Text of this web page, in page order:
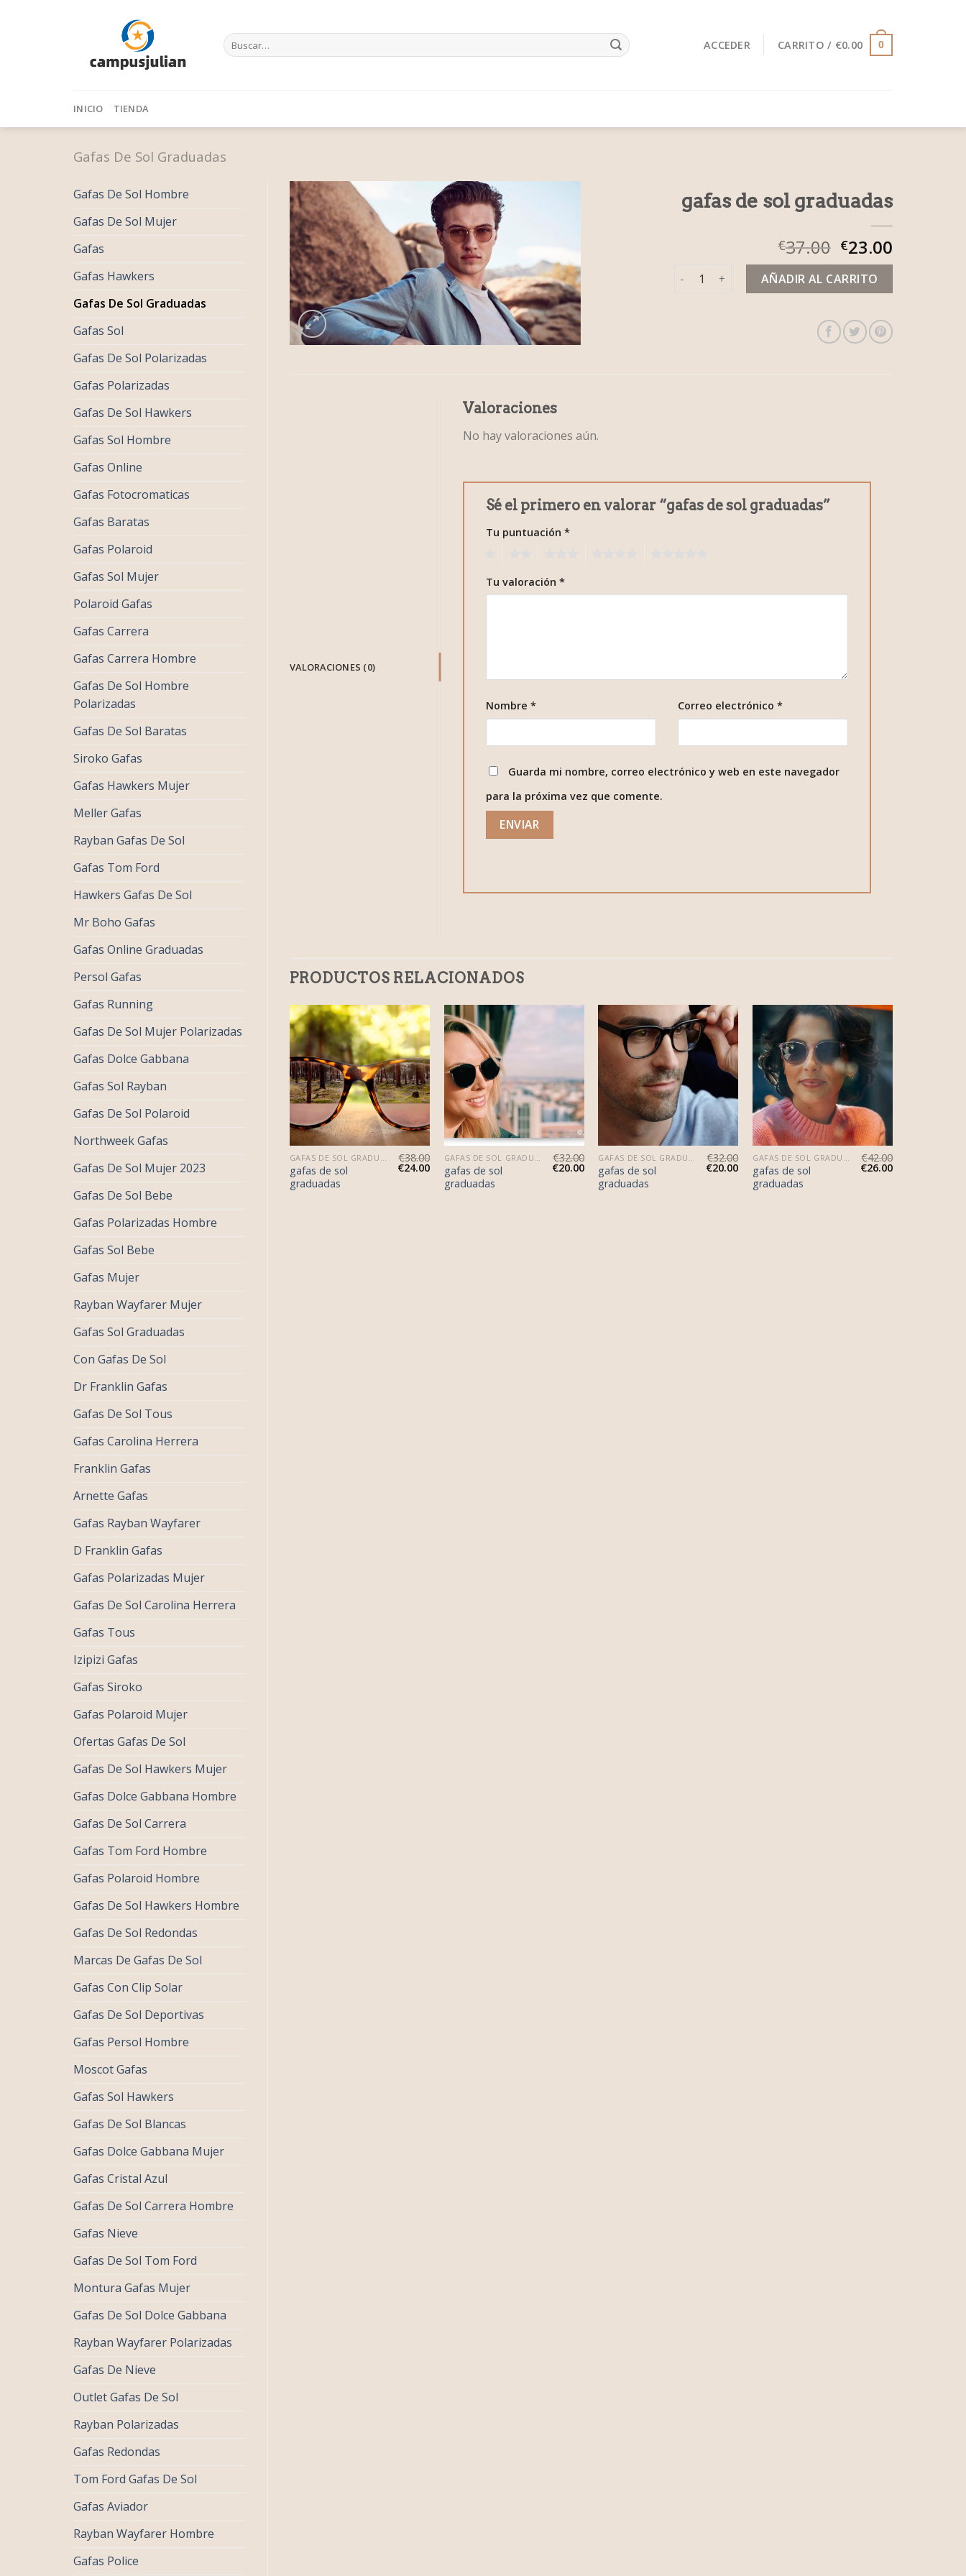
Buscar
por:
ACCEDER CARRITO / €0.00 0
INICIO TIENDA
Gafas De Sol Graduadas
Gafas De Sol Hombre
Gafas De Sol Mujer
Gafas
Gafas Hawkers
Gafas De Sol Graduadas
Gafas Sol
Gafas De Sol Polarizadas
Gafas Polarizadas
Gafas De Sol Hawkers
Gafas Sol Hombre
Gafas Online
Gafas Fotocromaticas
Gafas Baratas
Gafas Polaroid
Gafas Sol Mujer
Polaroid Gafas
Gafas Carrera
Gafas Carrera Hombre
Gafas De Sol Hombre
Polarizadas
Gafas De Sol Baratas
Siroko Gafas
Gafas Hawkers Mujer
Meller Gafas
Rayban Gafas De Sol
Gafas Tom Ford
Hawkers Gafas De Sol
Mr Boho Gafas
Gafas Online Graduadas
Persol Gafas
Gafas Running
Gafas De Sol Mujer Polarizadas
Gafas Dolce Gabbana
Gafas Sol Rayban
Gafas De Sol Polaroid
Northweek Gafas
Gafas De Sol Mujer 2023
Gafas De Sol Bebe
Gafas Polarizadas Hombre
Gafas Sol Bebe
Gafas Mujer
Rayban Wayfarer Mujer
Gafas Sol Graduadas
Con Gafas De Sol
Dr Franklin Gafas
Gafas De Sol Tous
Gafas Carolina Herrera
Franklin Gafas
Arnette Gafas
Gafas Rayban Wayfarer
D Franklin Gafas
Gafas Polarizadas Mujer
Gafas De Sol Carolina Herrera
Gafas Tous
Izipizi Gafas
Gafas Siroko
Gafas Polaroid Mujer
Ofertas Gafas De Sol
Gafas De Sol Hawkers Mujer
Gafas Dolce Gabbana Hombre
Gafas De Sol Carrera
Gafas Tom Ford Hombre
Gafas Polaroid Hombre
Gafas De Sol Hawkers Hombre
Gafas De Sol Redondas
Marcas De Gafas De Sol
Gafas Con Clip Solar
Gafas De Sol Deportivas
Gafas Persol Hombre
Moscot Gafas
Gafas Sol Hawkers
Gafas De Sol Blancas
Gafas Dolce Gabbana Mujer
Gafas Cristal Azul
Gafas De Sol Carrera Hombre
Gafas Nieve
Gafas De Sol Tom Ford
Montura Gafas Mujer
Gafas De Sol Dolce Gabbana
Rayban Wayfarer Polarizadas
Gafas De Nieve
Outlet Gafas De Sol
Rayban Polarizadas
Gafas Redondas
Tom Ford Gafas De Sol
Gafas Aviador
Rayban Wayfarer Hombre
Gafas Police
gafas de sol graduadas
€37.00 €23.00
gafas de sol graduadas cantidad
AÑADIR AL CARRITO
VALORACIONES (0)
Valoraciones
No hay valoraciones aún.
Sé el primero en valorar “gafas de sol graduadas”
Tu puntuación *
Tu valoración *
Nombre * Correo electrónico *
Guarda mi nombre, correo electrónico y web en este navegador
para la próxima vez que comente.
PRODUCTOS RELACIONADOS
gafas de sol
graduadas
€38.00
€24.00
gafas de sol
graduadas
€32.00
€20.00
gafas de sol
graduadas
€32.00
€20.00
gafas de sol
graduadas
€42.00
€26.00
€21.00
gafas de sol